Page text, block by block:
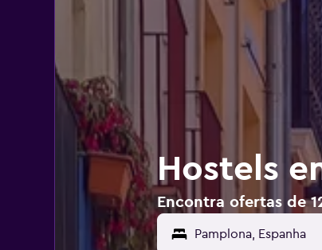
Hostels
Encontra ofertas de